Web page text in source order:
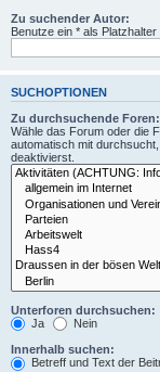
Zu suchender Autor:
Benutze ein * als
SUCHOPTIONEN
Zu durchsuchende Foren:
Wähle das Forum oder die
automatisch mit
deaktivierst.
Unterforen durchsuchen:
Ja
Nein
Innerhalb suchen:
Betreff und Text der